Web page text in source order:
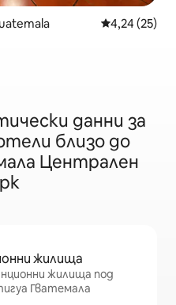
Средна
4,24 (25)
данни за
близо до
Централен
жилища
жилища под
Гватемала